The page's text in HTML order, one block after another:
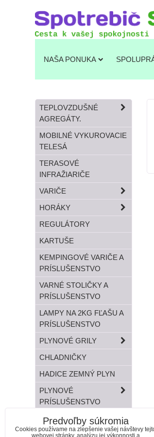
NAŠA PONUKA
TEPLOVZDUŠNÉ
AGREGÁTY.
MOBILNÉ VYKUROVACIE
TELESÁ
TERASOVÉ
INFRAŽIARIČE
VARIČE
HORÁKY
REGULÁTORY
KARTUŠE
KEMPINGOVÉ VARIČE A
PRÍSLUŠENSTVO
VARNÉ STOLIČKY A
PRÍSLUŠENSTVO
LAMPY NA 2KG FĽAŠU A
PRÍSLUŠENSTVO
PLYNOVÉ GRILY
CHLADNIČKY
HADICE ZEMNÝ PLYN
PLYNOVÉ
PRÍSLUŠENSTVO
TLAKOVÉ FĽAŠE
BANDASKY
Predvoľby súkromia
Cookies používame na zlepšenie vašej návštevy
webovej stránky, analýzu jej výkonnosti a